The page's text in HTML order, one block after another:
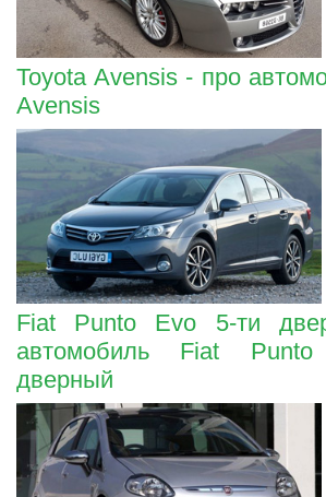
Toyota Avensis - про
Avensis
Fiat Punto Evo 5-ти
автомобиль Fiat
дверный